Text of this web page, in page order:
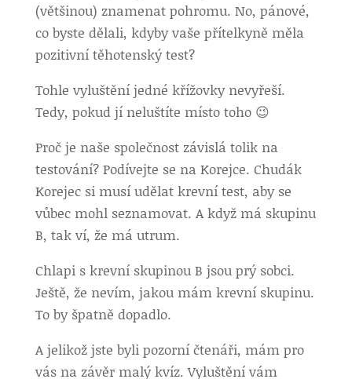
(většinou) znamenat pohromu. No, pánové,
co byste dělali, kdyby vaše přítelkyně měla
pozitivní těhotenský test?
Tohle vyluštění jedné křížovky nevyřeší.
Tedy, pokud jí neluštíte místo toho 😉
Proč je naše společnost závislá tolik na
testování? Podívejte se na Korejce. Chudák
Korejec si musí udělat krevní test, aby se
vůbec mohl seznamovat. A když má skupinu
B, tak ví, že má utrum.
Chlapi s krevní skupinou B jsou prý sobci.
Ještě, že nevím, jakou mám krevní skupinu.
To by špatně dopadlo.
A jelikož jste byli pozorní čtenáři, mám pro
vás na závěr malý kvíz. Vyluštění vám